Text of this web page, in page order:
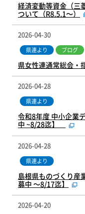
経済変動等資金（三
ついて（R8.5.1～）
2026-04-30
県連より ブログ
県女性連通常総会・
2026-04-28
県連より
令和8年度 中小企業
中 ~8/28迄】
2026-04-28
県連より
島根県ものづくり産
募中 ～8/17迄】
2026-04-20